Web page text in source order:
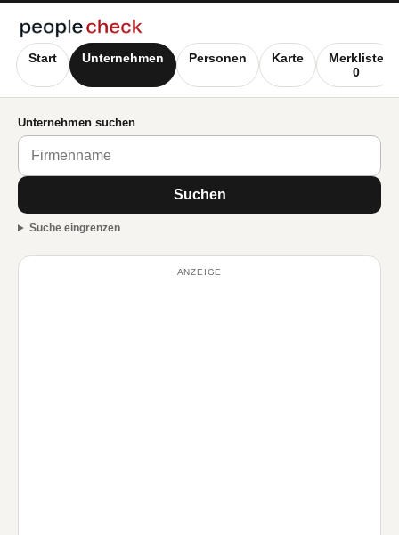
Start Unternehmen Personen Karte
Merkliste
0
Unternehmen suchen
Suchen
Suche eingrenzen
ANZEIGE